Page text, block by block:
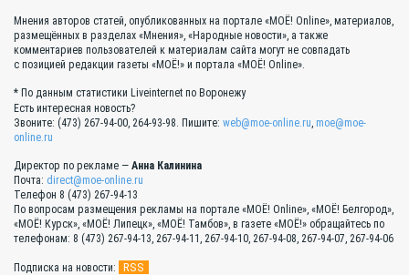
Мнения авторов статей, опубликованных на портале «МОЁ! Online», материалов,
размещённых в разделах «Мнения», «Народные новости», а также
комментариев пользователей к материалам сайта могут не совпадать
с позицией редакции газеты «МОЁ!» и портала «МОЁ! Online».
* По данным статистики Liveinternet по Воронежу
Есть интересная новость?
Звоните: (473) 267-94-00, 264-93-98. Пишите: web@moe-online.ru, moe@moe-
online.ru
Директор по рекламе — Анна Калинина
Почта: direct@moe-online.ru
Телефон 8 (473) 267-94-13
По вопросам размещения рекламы на портале «МОЁ! Online», «МОЁ! Белгород»,
«МОЁ! Курск», «МОЁ! Липецк», «МОЁ! Тамбов», в газете «МОЁ!» обращайтесь по
телефонам: 8 (473) 267-94-13, 267-94-11, 267-94-10, 267-94-08, 267-94-07, 267-94-06
Подписка на новости: RSS